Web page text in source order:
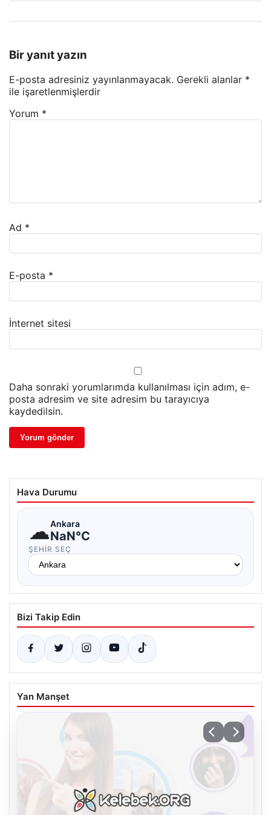
Bir yanıt yazın
E-posta adresiniz yayınlanmayacak. Gerekli alanlar *
ile işaretlenmişlerdir
Yorum *
Ad *
E-posta *
İnternet sitesi
Daha sonraki yorumlarımda kullanılması için adım, e-
posta adresim ve site adresim bu tarayıcıya
kaydedilsin.
Hava Durumu
☁Ankara
NaN°C
ŞEHIR SEÇ
Bizi Takip Edin
Yan Manşet